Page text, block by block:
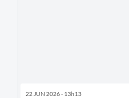
22 JUN 2026 - 13h13